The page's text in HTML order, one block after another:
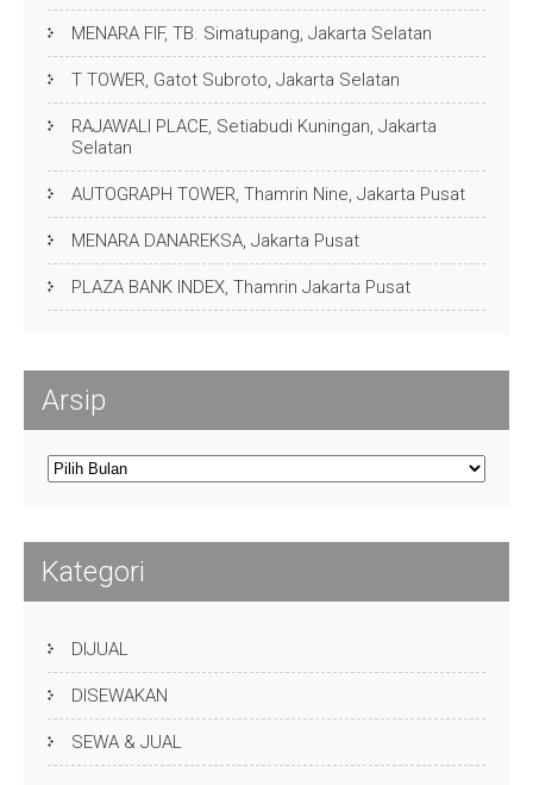
MENARA FIF, TB. Simatupang, Jakarta Selatan
T TOWER, Gatot Subroto, Jakarta Selatan
RAJAWALI PLACE, Setiabudi Kuningan, Jakarta
Selatan
AUTOGRAPH TOWER, Thamrin Nine, Jakarta Pusat
MENARA DANAREKSA, Jakarta Pusat
PLAZA BANK INDEX, Thamrin Jakarta Pusat
Arsip
Arsip
Kategori
DIJUAL
DISEWAKAN
SEWA & JUAL